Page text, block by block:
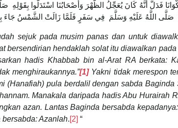
فَدَلَّ أَنَّهُ كَانَ يُعَجِّلُ الظُّهْرَ وَأَصْحَابُنَا اسْتَدَلُّوا
صَلَّى اللَّهُ عَلَيْهِ وَسَلَّمَ فِي سَفَرٍ فَلَمَّا زَالَتْ الشَّمْسُ جَاءَ
sejuk pada musim panas dan untuk
bersendirian hendaklah solat itu diawalkan
hadis Khabbab bin al-Arat RA berkata:
menghiraukannya.”[1]Yakni tidak merespon
(Hanafiah) pula berdalil dengan sabda
Manakala daripada hadis Abu Hurairah
azan. Lantas Baginda bersabda
Azanlah.[2] “